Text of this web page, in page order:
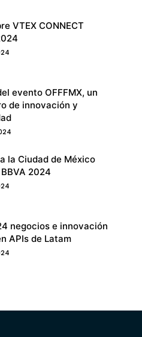
VTEX CONNECT
evento OFFFMX, un
de innovación y
la Ciudad de México
2024
negocios e innovación
APIs de Latam